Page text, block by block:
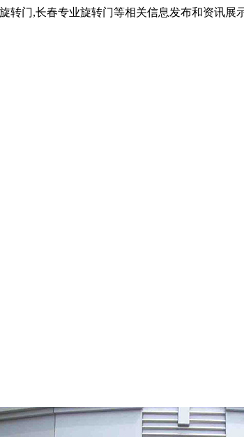
转门,长春专业旋转门等相关信息发布和资讯展